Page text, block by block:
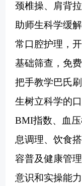
颈椎操、肩背
助师生科学缓
常口腔护理，
基础筛查，免
把手教学巴氏
生树立科学的
BMI指数、血
息调理、饮食
容普及健康管
意识和实操能力